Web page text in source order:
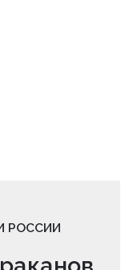
РОССИИ